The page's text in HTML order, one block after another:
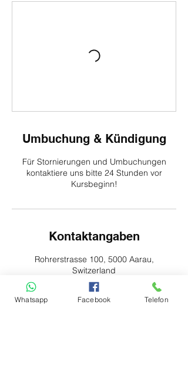
Umbuchung & Kündigung
Für Stornierungen und Umbuchungen
kontaktiere uns bitte 24 Stunden vor
Kursbeginn!
Kontaktangaben
Rohrerstrasse 100, 5000 Aarau,
Switzerland
+ 41628343344
info@swiss-training.ch
Whatsapp Facebook Telefon